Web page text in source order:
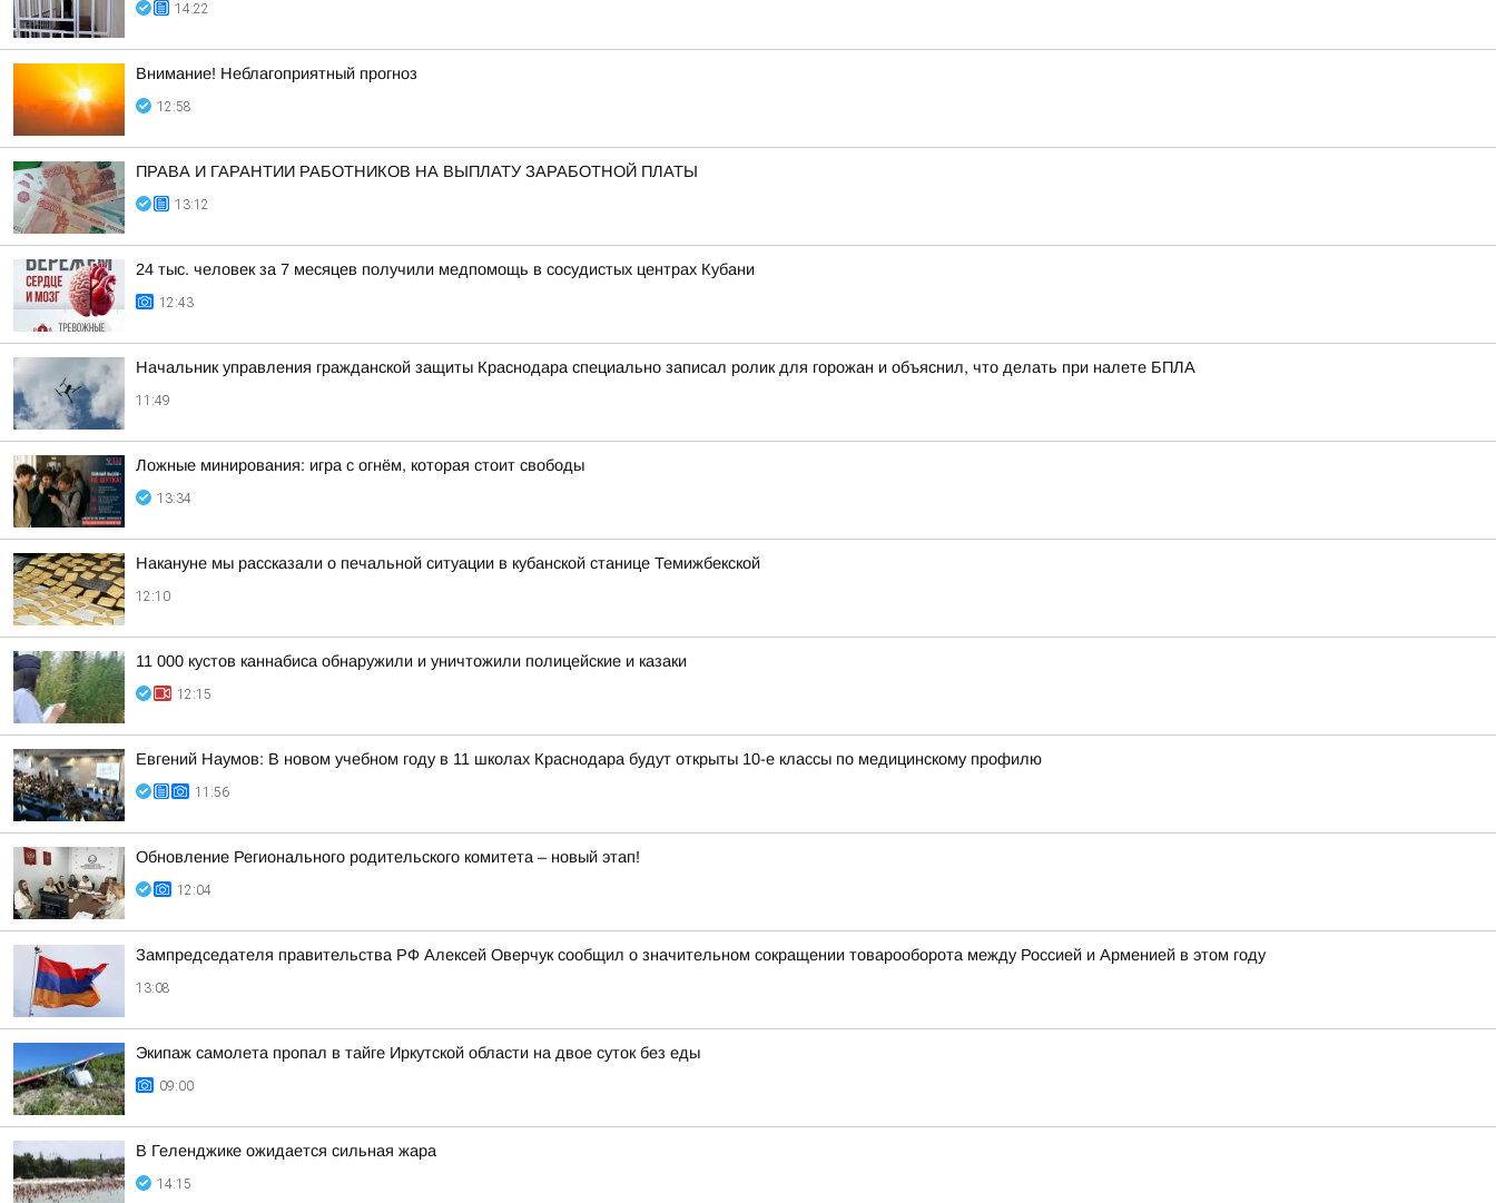
14:22
Внимание! Неблагоприятный прогноз
12:58
ПРАВА И ГАРАНТИИ РАБОТНИКОВ НА ВЫПЛАТУ ЗАРАБОТНОЙ ПЛАТЫ
13:12
24 тыс. человек за 7 месяцев получили медпомощь в сосудистых центрах Кубани
12:43
Начальник управления гражданской защиты Краснодара специально записал ролик для горожан и объяснил, что делать при налете БПЛА
11:49
Ложные минирования: игра с огнём, которая стоит свободы
13:34
Накануне мы рассказали о печальной ситуации в кубанской станице Темижбекской
12:10
11 000 кустов каннабиса обнаружили и уничтожили полицейские и казаки
12:15
Евгений Наумов: В новом учебном году в 11 школах Краснодара будут открыты 10-е классы по медицинскому профилю
11:56
Обновление Регионального родительского комитета – новый этап!
12:04
Зампредседателя правительства РФ Алексей Оверчук сообщил о значительном сокращении товарооборота между Россией и Арменией в этом году
13:08
Экипаж самолета пропал в тайге Иркутской области на двое суток без еды
09:00
В Геленджике ожидается сильная жара
14:15